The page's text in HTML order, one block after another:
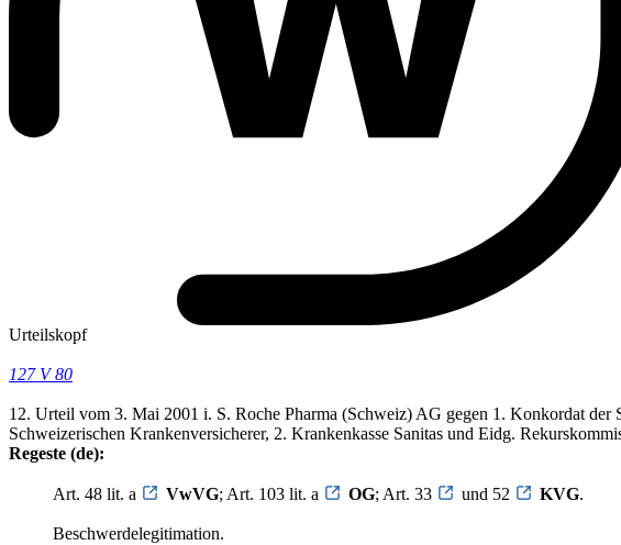
Urteilskopf
127 V 80
12. Urteil vom 3. Mai 2001 i. S. Roche Pharma (Schweiz) AG gegen 1. Konkordat der
Schweizerischen Krankenversicherer, 2. Krankenkasse Sanitas und Eidg.
Regeste (de):
Art. 48 lit. a VwVG; Art. 103 lit. a OG; Art. 33 und 52 KVG.
Beschwerdelegitimation.